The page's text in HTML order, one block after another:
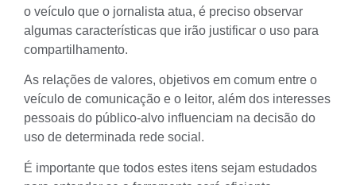
o veículo que o jornalista atua, é preciso observar
algumas características que irão justificar o uso para
compartilhamento.
As relações de valores, objetivos em comum entre o
veículo de comunicação e o leitor, além dos interesses
pessoais do público-alvo influenciam na decisão do
uso de determinada rede social.
É importante que todos estes itens sejam estudados